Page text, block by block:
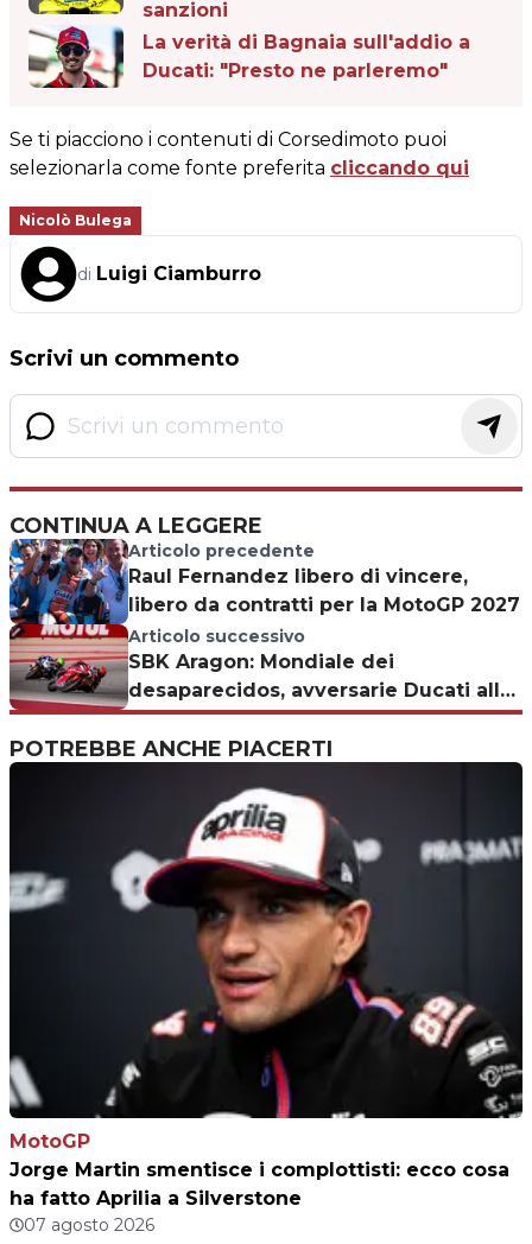
sanzioni
La verità di Bagnaia sull'addio a
Ducati: "Presto ne parleremo"
Se ti piacciono i contenuti di Corsedimoto puoi
selezionarla come fonte preferita cliccando qui
Nicolò Bulega
di Luigi Ciamburro
Scrivi un commento
CONTINUA A LEGGERE
Articolo precedente
Raul Fernandez libero di vincere,
libero da contratti per la MotoGP 2027
Articolo successivo
SBK Aragon: Mondiale dei
desaparecidos, avversarie Ducati alla
deriva
POTREBBE ANCHE PIACERTI
MotoGP
Jorge Martin smentisce i complottisti: ecco cosa
ha fatto Aprilia a Silverstone
07 agosto 2026